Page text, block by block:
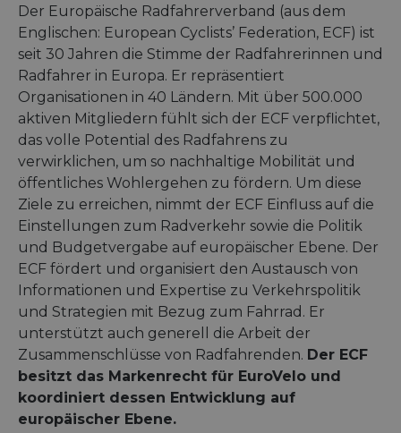
Der Europäische Radfahrerverband (aus dem
Englischen: European Cyclists’ Federation, ECF) ist
seit 30 Jahren die Stimme der Radfahrerinnen und
Radfahrer in Europa. Er repräsentiert
Organisationen in 40 Ländern. Mit über 500.000
aktiven Mitgliedern fühlt sich der ECF verpflichtet,
das volle Potential des Radfahrens zu
verwirklichen, um so nachhaltige Mobilität und
öffentliches Wohlergehen zu fördern. Um diese
Ziele zu erreichen, nimmt der ECF Einfluss auf die
Einstellungen zum Radverkehr sowie die Politik
und Budgetvergabe auf europäischer Ebene. Der
ECF fördert und organisiert den Austausch von
Informationen und Expertise zu Verkehrspolitik
und Strategien mit Bezug zum Fahrrad. Er
unterstützt auch generell die Arbeit der
Zusammenschlüsse von Radfahrenden. Der ECF
besitzt das Markenrecht für EuroVelo und
koordiniert dessen Entwicklung auf
europäischer Ebene.